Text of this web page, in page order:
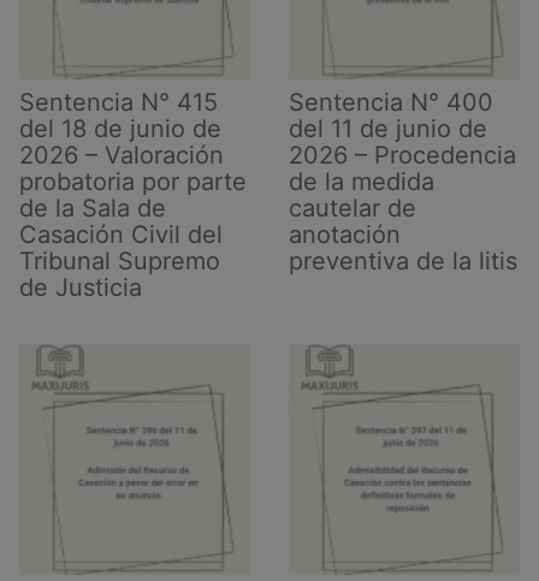
Sentencia N° 415
del 18 de junio de
2026 – Valoración
probatoria por parte
de la Sala de
Casación Civil del
Tribunal Supremo
de Justicia
Sentencia N° 400
del 11 de junio de
2026 – Procedencia
de la medida
cautelar de
anotación
preventiva de la litis